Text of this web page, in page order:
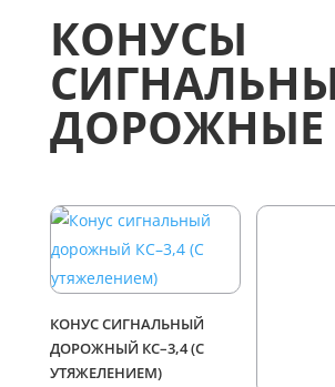
КОНУСЫ
ДОРОЖНЫЕ
КОНУС СИГНАЛЬНЫЙ
ДОРОЖНЫЙ КС–3,4 (С
УТЯЖЕЛЕНИЕМ)